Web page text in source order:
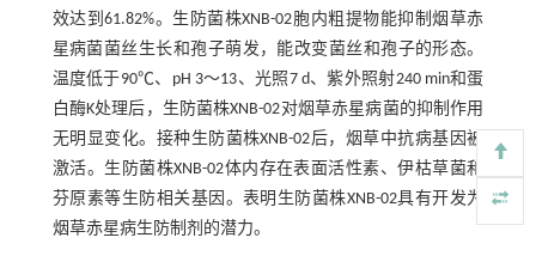
效达到61.82%。生防菌株XNB-02胞内粗提物能抑制烟草赤
星病菌菌丝生长和孢子萌发，能改变菌丝和孢子的形态。
温度低于90℃、pH 3～13、光照7 d、紫外照射240 min和蛋
白酶K处理后，生防菌株XNB-02对烟草赤星病菌的抑制作用
无明显变化。接种生防菌株XNB-02后，烟草中抗病基因被
激活。生防菌株XNB-02体内存在表面活性素、伊枯草菌和
芬原素等生防相关基因。表明生防菌株XNB-02具有开发为
烟草赤星病生防制剂的潜力。